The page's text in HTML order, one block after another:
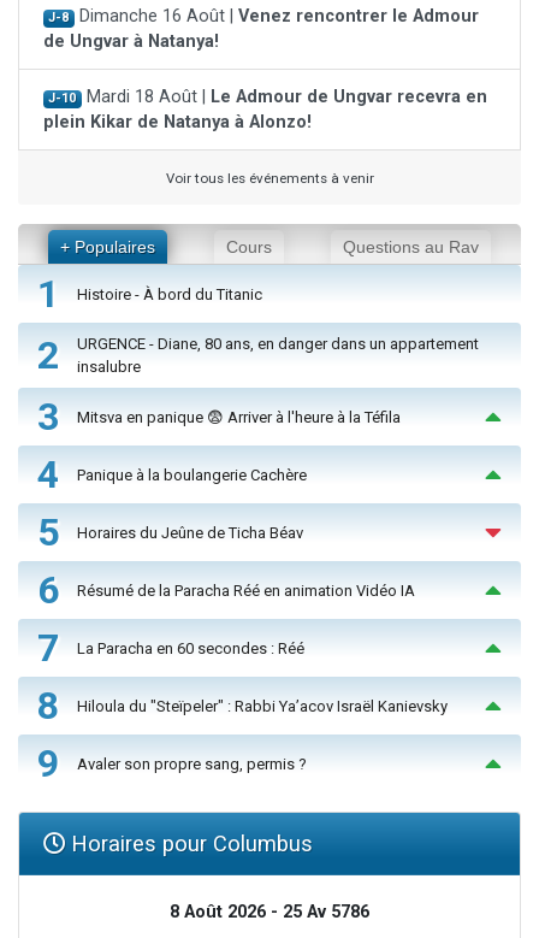
J-8 Dimanche 16 Août | Venez rencontrer le Admour
de Ungvar à Natanya!
J-10 Mardi 18 Août |
Le Admour de Ungvar recevra en
plein Kikar de Natanya à Alonzo!
Voir tous les événements à venir
+ Populaires Cours Questions au Rav
1 Histoire - À bord du Titanic
2
URGENCE - Diane, 80 ans, en danger dans un appartement
insalubre
3 Mitsva en panique 😨 Arriver à l'heure à la Téfila
4 Panique à la boulangerie Cachère
5 Horaires du Jeûne de Ticha Béav
6 Résumé de la Paracha Réé en animation Vidéo IA
7 La Paracha en 60 secondes : Réé
8 Hiloula du "Steïpeler" : Rabbi Ya’acov Israël Kanievsky
9 Avaler son propre sang, permis ?
Horaires pour Columbus
8 Août 2026 - 25 Av 5786